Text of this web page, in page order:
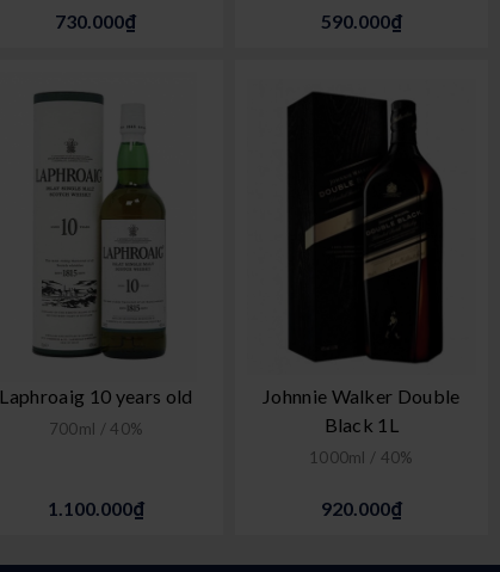
730.000₫ 590.000₫
Laphroaig 10 years old
700ml / 40%
1.100.000₫
Johnnie Walker Double
Black 1L
1000ml / 40%
920.000₫